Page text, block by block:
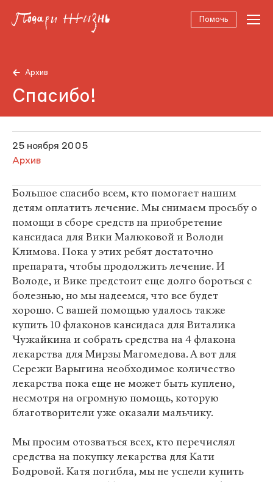
Помочь
Архив
Спасибо!
25 ноября 2005
Архив
Большое спасибо всем, кто помогает нашим
детям оплатить лечение. Мы снимаем просьбу о
помощи в сборе средств на приобретение
кансидаса для Вики Малюковой и Володи
Климова. Пока у этих ребят достаточно
препарата, чтобы продолжить лечение. И
Володе, и Вике предстоит еще долго бороться с
болезнью, но мы надеемся, что все будет
хорошо. С вашей помощью удалось также
купить 10 флаконов кансидаса для Виталика
Чужайкина и собрать средства на 4 флакона
лекарства для Мирзы Магомедова. А вот для
Сережи Варыгина необходимое количество
лекарства пока еще не может быть куплено,
несмотря на огромную помощь, которую
благотворители уже оказали мальчику.
Мы просим отозваться всех, кто перечислял
средства на покупку лекарства для Кати
Бодровой. Катя погибла, мы не успели купить